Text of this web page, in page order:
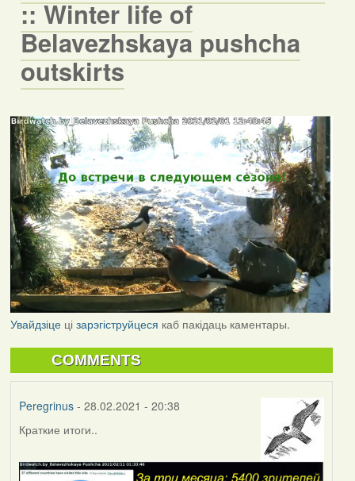
:: Winter life of
Belavezhskaya pushcha
outskirts
Увайдзіцеці зарэгіструйцеся каб пакідаць каментары.
COMMENTS
Peregrinus- 28.02.2021 - 20:38
Краткие итоги..